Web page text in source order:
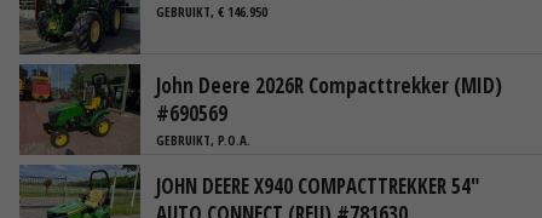
GEBRUIKT, € 146.950
John Deere 2026R Compacttrekker (MID)
#690569
GEBRUIKT, P.O.A.
JOHN DEERE X940 COMPACTTREKKER 54"